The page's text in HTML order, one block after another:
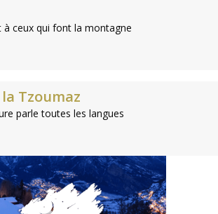
ceux qui font la montagne
Tzoumaz
parle toutes les langues